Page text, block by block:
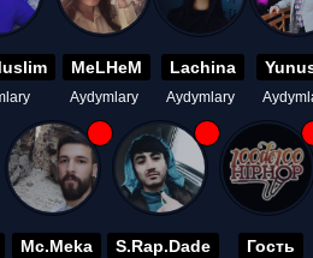
MeLHeM
Aydymlary
Lachina
Aydymlary
Mc.Meka S.Rap.Dade Гость